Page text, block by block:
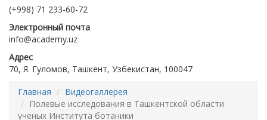
(+998) 71 233-60-72
Электронный почта
info@academy.uz
Адрес
70, Я. Гуломов, Ташкент, Узбекистан, 100047
Главная
Видеогаллерея
Полевые исследования в Ташкентской области
ученых Института ботаники